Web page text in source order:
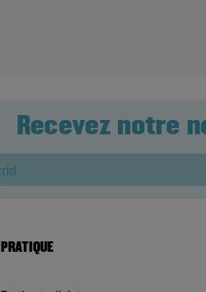
Recevez notre
PRATIQUE